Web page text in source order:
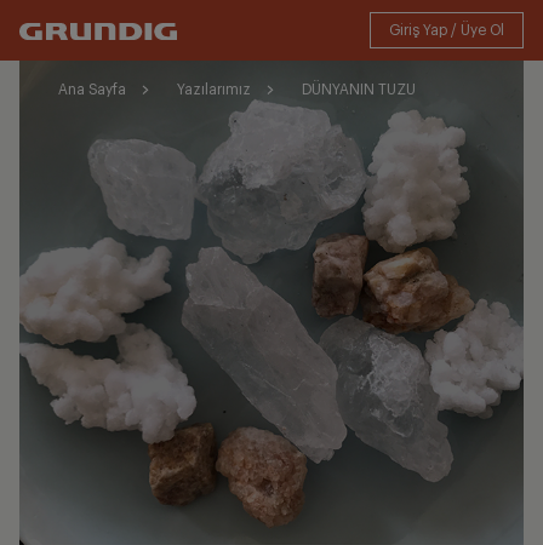
Ana Sayfa Yazılarımız DÜNYANIN TUZU